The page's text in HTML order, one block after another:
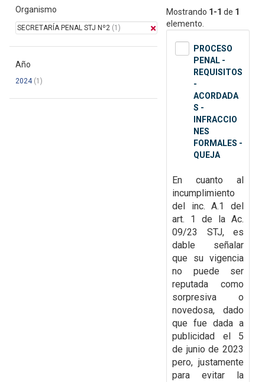
Organismo
SECRETARÍA PENAL STJ Nº2 (1)
Año
2024(1)
Mostrando 1-1 de 1
elemento.
PROCESO
PENAL -
REQUISITOS
-
ACORDADA
S -
INFRACCIO
NES
FORMALES -
QUEJA
En cuanto al
incumplimiento
del inc. A.1 del
art. 1 de la Ac.
09/23 STJ, es
dable señalar
que su vigencia
no puede ser
reputada como
sorpresiva o
novedosa, dado
que fue dada a
publicidad el 5
de junio de 2023
pero, justamente
para evitar la